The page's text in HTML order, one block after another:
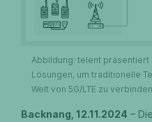
Abbildung: telent präsentiert
Lösungen, um traditionelle
Welt von 5G/LTE zu
Backnang, 12.11.2024 –